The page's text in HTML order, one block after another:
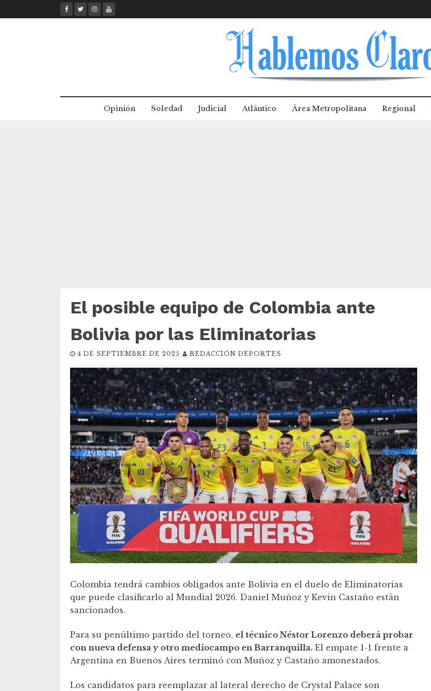
to
Opinión Soledad Judicial Atlántico Área Metropolitana Regional
El posible equipo de Colombia ante
Bolivia por las Eliminatorias
4 DE SEPTIEMBRE DE 2025 REDACCIÓN DEPORTES
Colombia tendrá cambios obligados ante Bolivia en el duelo de Eliminatorias
que puede clasificarlo al Mundial 2026. Daniel Muñoz y Kevin Castaño están
sancionados.
Para su penúltimo partido del torneo, el técnico Néstor Lorenzo deberá probar
con nueva defensa y otro mediocampo en Barranquilla. El empate 1-1 frente a
Argentina en Buenos Aires terminó con Muñoz y Castaño amonestados.
Los candidatos para reemplazar al lateral derecho de Crystal Palace son